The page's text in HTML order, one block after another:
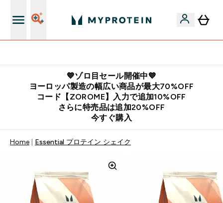
💙ゾロ目セール開催中💙
ヨーロッパ製造の幅広い商品が最大70%OFF
コード【ZOROME】入力で追加10%OFF
さらに特売品は追加20%OFF
今すぐ購入
Home Essential プロテイン シェイク